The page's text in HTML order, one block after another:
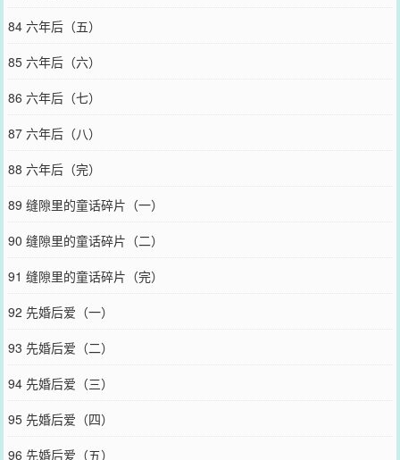
84 六年后（五）
85 六年后（六）
86 六年后（七）
87 六年后（八）
88 六年后（完）
89 缝隙里的童话碎片（一）
90 缝隙里的童话碎片（二）
91 缝隙里的童话碎片（完）
92 先婚后爱（一）
93 先婚后爱（二）
94 先婚后爱（三）
95 先婚后爱（四）
96 先婚后爱（五）